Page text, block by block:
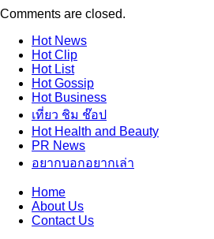
Comments are closed.
HotNews
HotClip
HotList
HotGossip
HotBusiness
เที่ยว ชิม ช๊อป
HotHealth and Beauty
PR News
อยากบอกอยากเล่า
Home
About Us
Contact Us